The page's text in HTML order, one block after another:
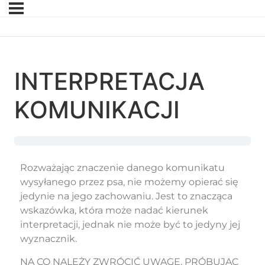
INTERPRETACJA
KOMUNIKACJI
Rozważając znaczenie danego komunikatu
wysyłanego przez psa, nie możemy opierać się
jedynie na jego zachowaniu. Jest to znacząca
wskazówka, która może nadać kierunek
interpretacji, jednak nie może być to jedyny jej
wyznacznik.
NA CO NALEŻY ZWRÓCIĆ UWAGĘ, PRÓBUJĄC